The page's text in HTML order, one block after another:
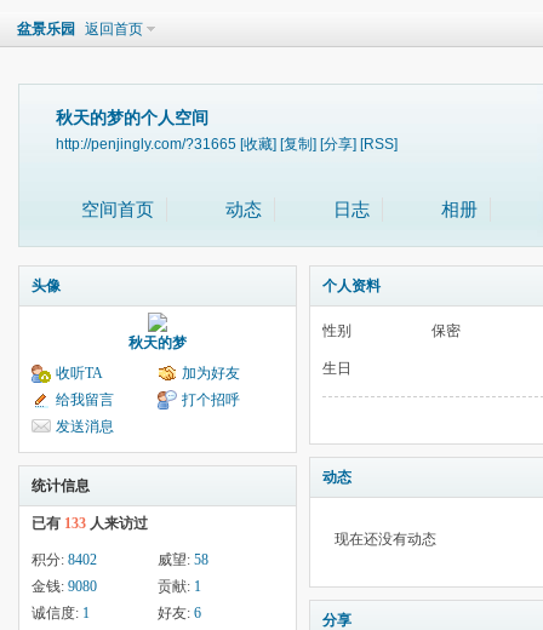
盆景乐园 返回首页
秋天的梦的个人空间
http://penjingly.com/?31665 [收藏] [复制] [分享] [RSS]
空间首页 动态 日志 相册
头像
秋天的梦
收听TA
加为好友
给我留言
打个招呼
发送消息
统计信息
已有 133 人来访过
积分: 8402 威望: 58
金钱: 9080 贡献: 1
诚信度: 1 好友: 6
个人资料
性别 保密
生日
动态
现在还没有动态
分享